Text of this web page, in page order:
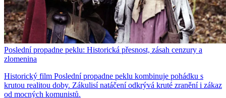
Poslední propadne peklu: Historická přesnost, zásah cenzury a
zlomenina
Historický film Poslední propadne peklu kombinuje pohádku s
krutou realitou doby. Zákulisí natáčení odkrývá kruté zranění i zákaz
od mocných komunistů.